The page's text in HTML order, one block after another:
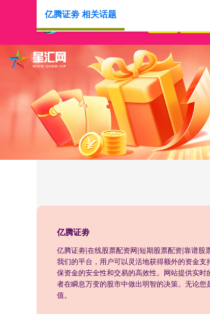
亿腾证劵
亿腾证劵|在线股票配资网|短期股票配资|靠谱
我们的平台，用户可以灵活地获得额外的资金
保资金的安全性和交易的高效性。网站提供实
者在瞬息万变的股市中做出明智的决策。无论
值。
亿腾证劵 相关话题